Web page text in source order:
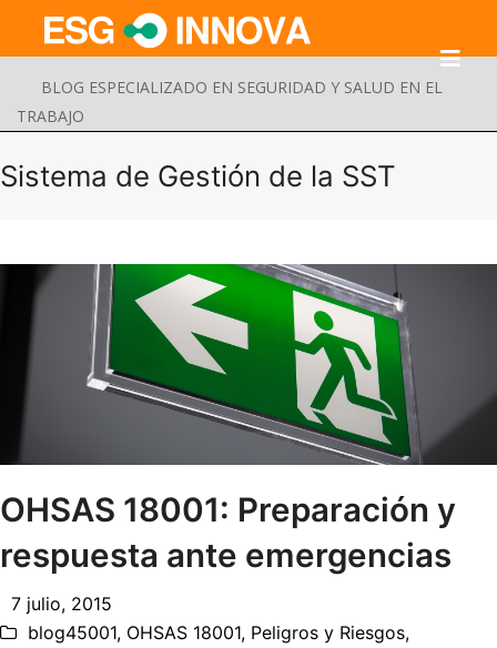
BLOG ESPECIALIZADO EN SEGURIDAD Y SALUD EN EL
TRABAJO
Sistema de Gestión de la SST
OHSAS 18001: Preparación y
respuesta ante emergencias
7 julio, 2015
blog45001, OHSAS 18001, Peligros y Riesgos,